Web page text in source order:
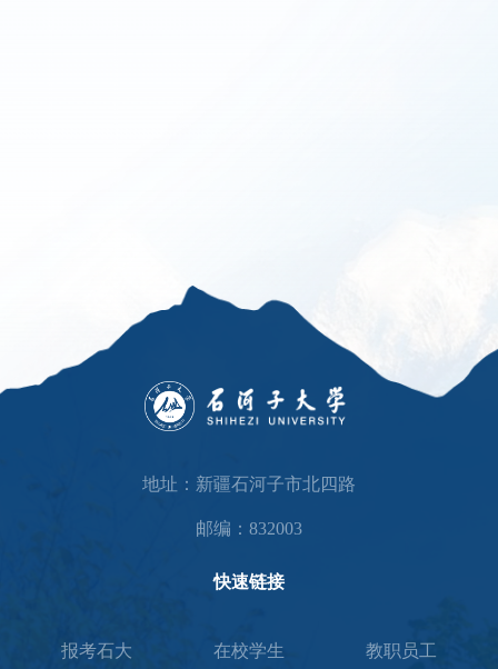
地址：新疆石河子市北四路
邮编：832003
快速链接
报考石大 在校学生 教职员工